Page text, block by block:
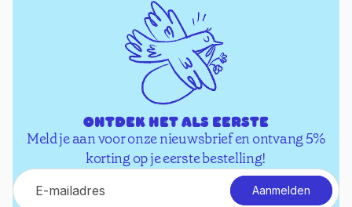
Ontdek het als eerste
Meld je aan voor onze nieuwsbrief en ontvang 5%
korting op je eerste bestelling!
E-mail
Aanmelden